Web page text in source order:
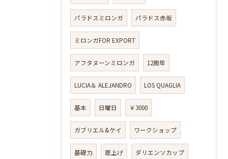
パラドスミロンガ パラドス赤坂
ミロンガFOR EXPORT
アフタヌーンミロンガ 12周年
LUCIA＆ ALEJANDRO LOS QUAGLIA
基本 日曜日 ￥3000
ガブリエル&ケイ ワークショップ
基礎力 底上げ ダリエンソカップ